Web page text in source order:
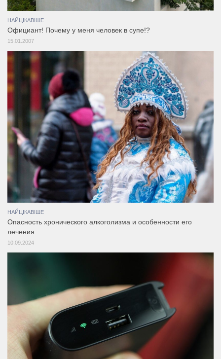
НАЙЦІКАВІШЕ
Официант! Почему у меня человек в супе!?
15.01.2007
НАЙЦІКАВІШЕ
Опасность хронического алкоголизма и особенности его
лечения
10.09.2024